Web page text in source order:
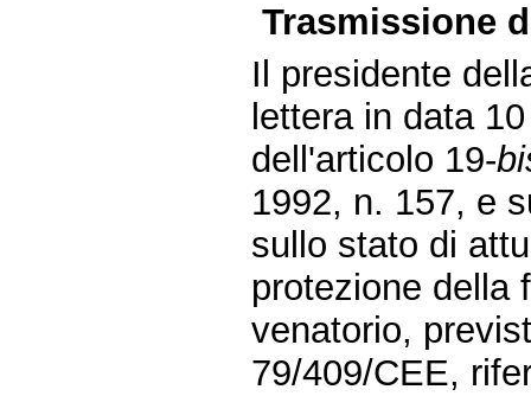
Trasmissione
Il presidente
lettera in data
dell'articolo 19-
1992, n. 157, e
sullo stato di
protezione della
venatorio,
79/409/CEE,